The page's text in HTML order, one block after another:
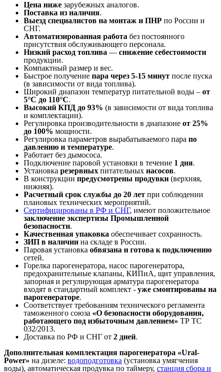
Цена ниже зарубежных аналогов.
Поставка из наличия.
Выезд специалистов на монтаж и ПНР по России и
СНГ.
Автоматизированная работа без постоянного
присутствия обслуживающего персонала.
Низкий расход топлива — снижение себестоимости
продукции.
Компактный размер и вес.
Быстрое получение пара через 5-15 минут после пуска
(в зависимости от вида топлива).
Широкий диапазон температур питательной воды – от
5°C до 110°C.
Высокий КПД до 93% (в зависимости от вида топлива
и комплектации).
Регулировка производительности в диапазоне от 25%
до 100% мощности.
Регулировка параметров вырабатываемого пара по
давлению и температуре.
Работает без дымососа.
Подключение паровой установки в течение 1 дня.
Установка резервных питательных насосов.
В конструкции предусмотрены продувки (верхняя,
нижняя).
Расчетный срок службы до 20 лет при соблюдении
плановых технических мероприятий.
Сертифицированы в РФ и СНГ, имеют положительное
заключение экспертизы Промышленной
безопасности.
Качественная упаковка обеспечивает сохранность.
ЗИП в наличии на складе в России.
Паровая установка обвязана и готова к подключению
сетей.
Горелка парогенератора, насос парогенератора,
предохранительные клапаны, КИПиА, щит управления,
запорная и регулирующая арматура парогенератора
входят в стандартный комплект - уже смонтированы на
парогенераторе.
Соответствует требованиям технического регламента
таможенного союза «О безопасности оборудования,
работающего под избыточным давлением» ТР ТС
032/2013.
Доставка по РФ и СНГ от 2 дней.
Дополнительная комплектация парогенератора «Ural-
Power» на дизеле: водоподготовка (установка умягчения
воды), автоматическая продувка по таймеру, станция сбора и